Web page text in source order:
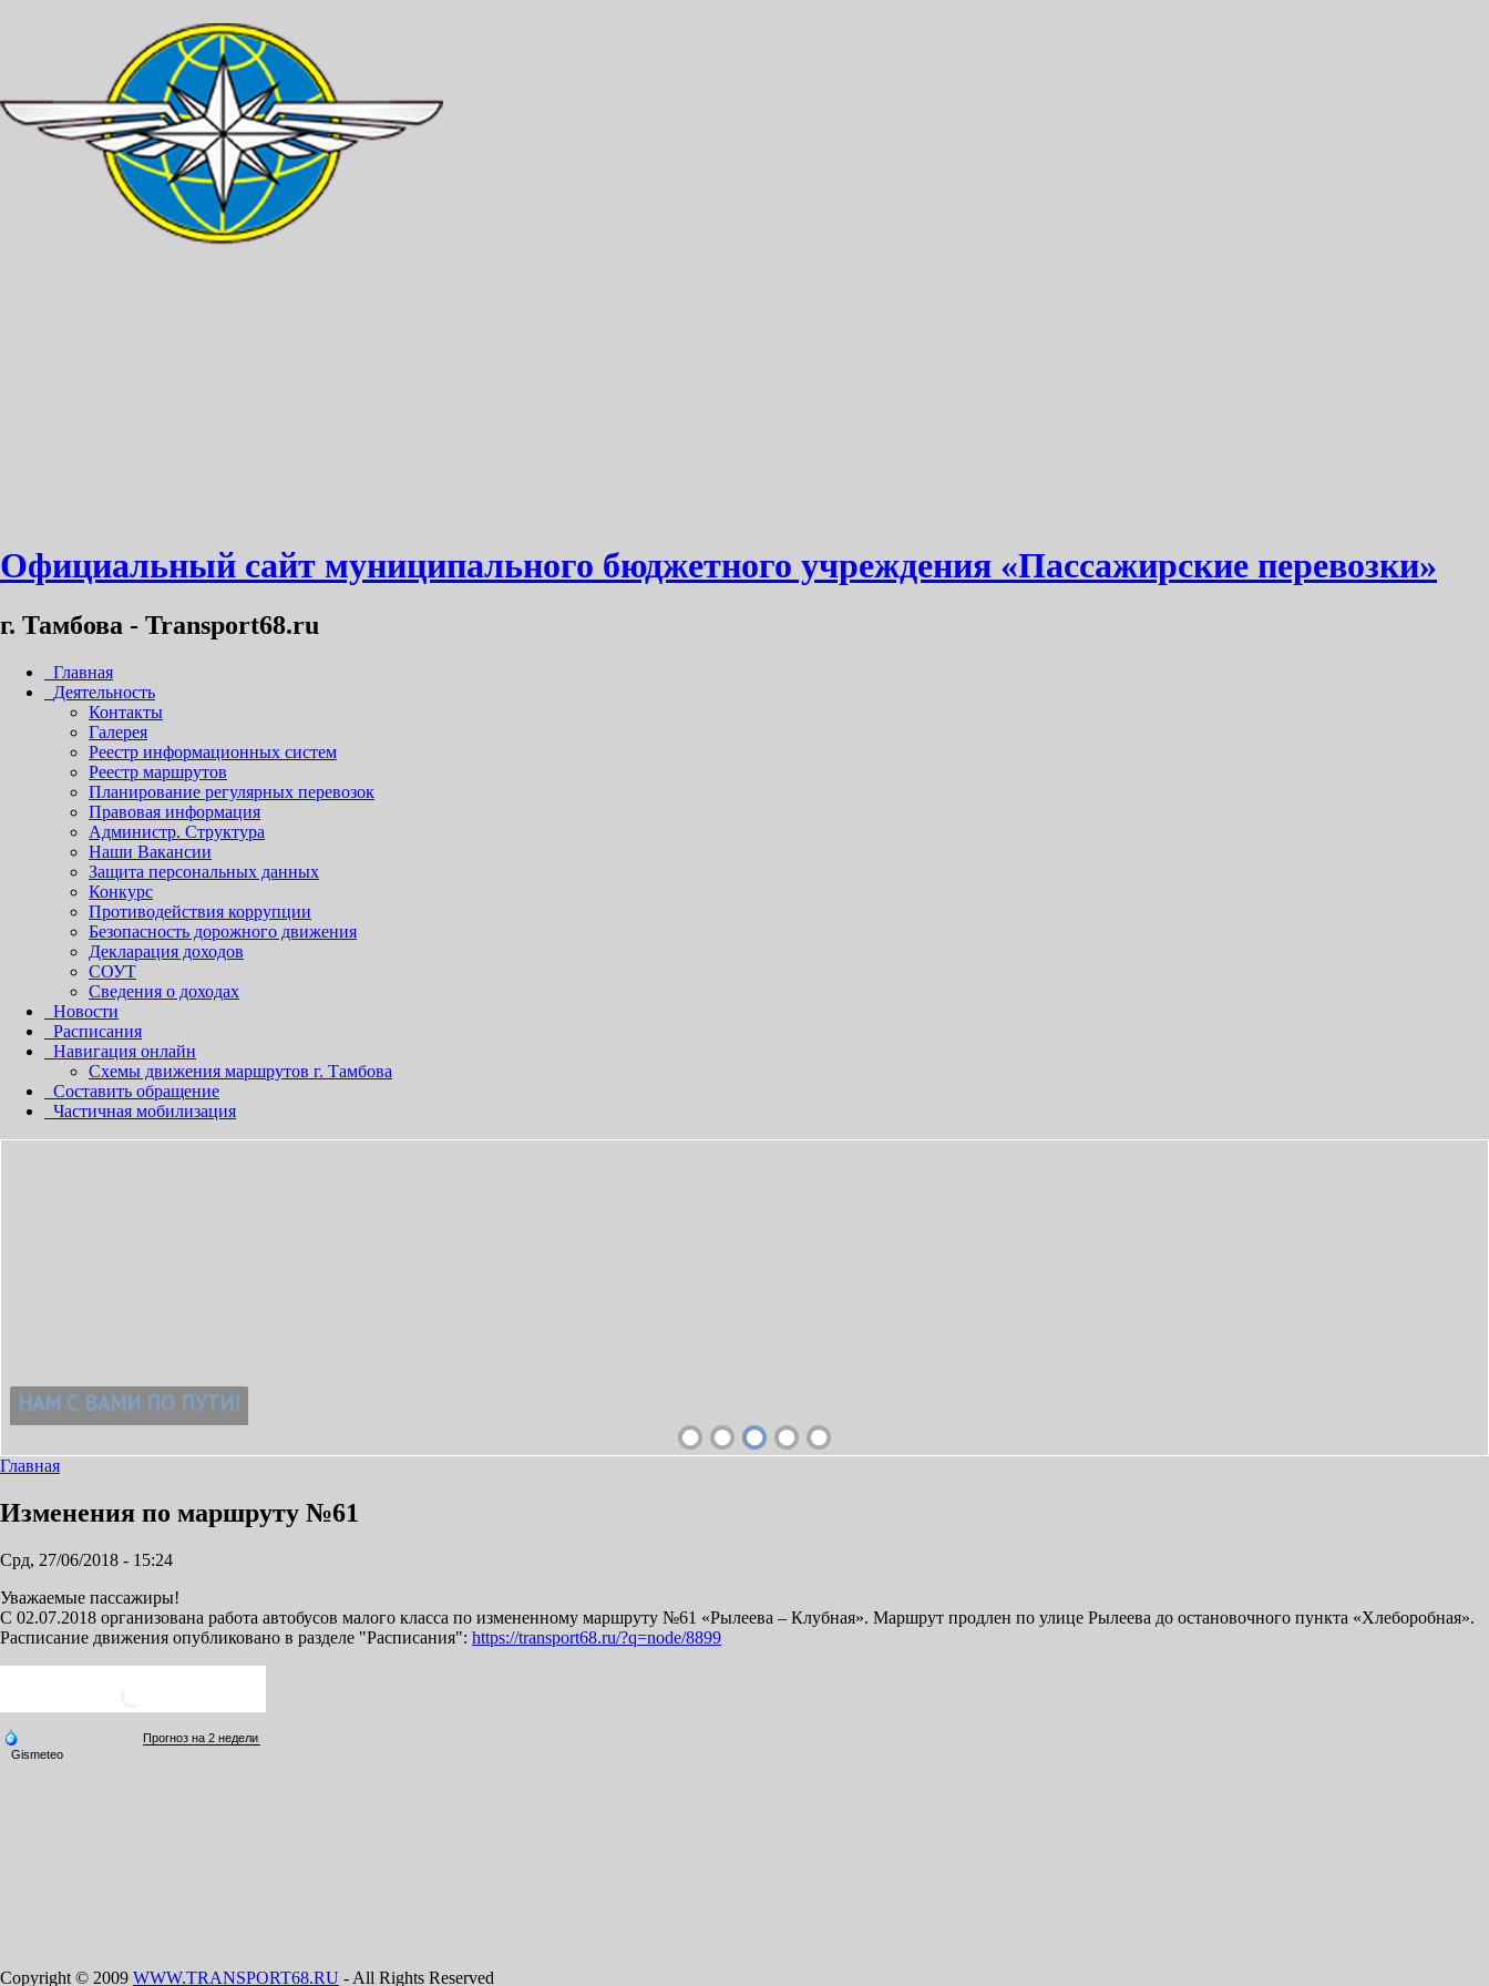
Официальный сайт муниципального бюджетного учреждения «Пассажирские перевозки»
г. Тамбова - Transport68.ru
Главная
Деятельность
Контакты
Галерея
Реестр информационных систем
Реестр маршрутов
Планирование регулярных перевозок
Правовая информация
Администр. Структура
Наши Вакансии
Защита персональных данных
Конкурс
Противодействия коррупции
Безопасность дорожного движения
Декларация доходов
СОУТ
Сведения о доходах
Новости
Расписания
Навигация онлайн
Схемы движения маршрутов г. Тамбова
Составить обращение
Частичная мобилизация
Главная
Изменения по маршруту №61
Срд, 27/06/2018 - 15:24
Уважаемые пассажиры!
С 02.07.2018 организована работа автобусов малого класса по измененному маршруту №61 «Рылеева – Клубная». Маршрут продлен по улице Рылеева до остановочного пункта «Хлеборобная».
Расписание движения опубликовано в разделе "Расписания": https://transport68.ru/?q=node/8899
Copyright © 2009 WWW.TRANSPORT68.RU - All Rights Reserved